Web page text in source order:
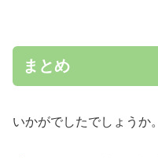
まとめ
いかがでしたでしょうか。